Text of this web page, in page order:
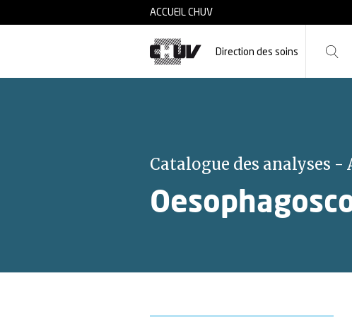
ACCUEIL CHUV
Direction des soins
Catalogue des analyses -